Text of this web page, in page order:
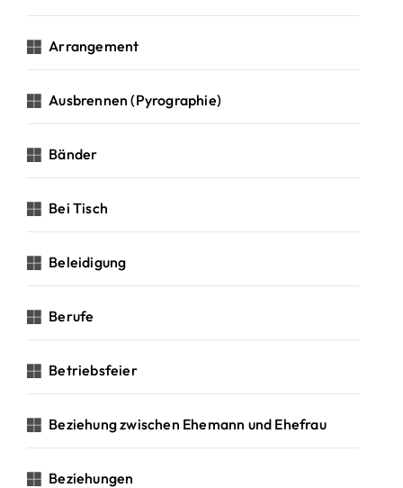
Arrangement
Ausbrennen (Pyrographie)
Bänder
Bei Tisch
Beleidigung
Berufe
Betriebsfeier
Beziehung zwischen Ehemann und Ehefrau
Beziehungen